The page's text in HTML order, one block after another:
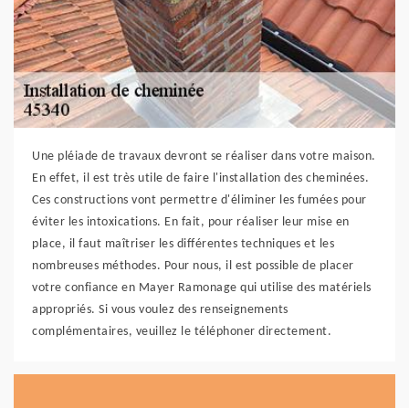
Une pléiade de travaux devront se réaliser dans votre maison.
En effet, il est très utile de faire l'installation des cheminées.
Ces constructions vont permettre d'éliminer les fumées pour
éviter les intoxications. En fait, pour réaliser leur mise en
place, il faut maîtriser les différentes techniques et les
nombreuses méthodes. Pour nous, il est possible de placer
votre confiance en Mayer Ramonage qui utilise des matériels
appropriés. Si vous voulez des renseignements
complémentaires, veuillez le téléphoner directement.